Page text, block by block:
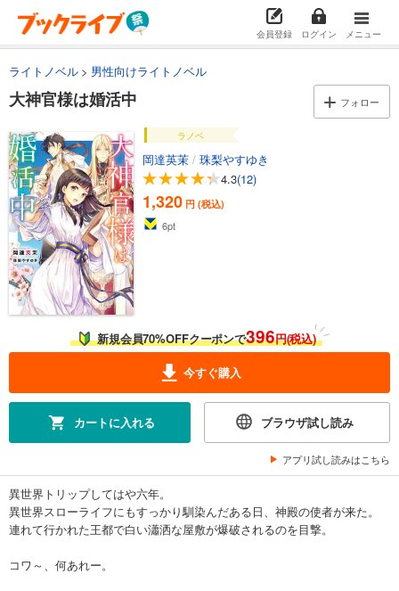
会員登録 ログイン メニュー
ライトノベル 男性向けライトノベル
大神官様は婚活中 フォロー
ラノベ
岡達英茉 / 珠梨やすゆき
4.3(12)
1,320 円 (税込)
6pt
新規会員70%OFFクーポンで396円(税込)
今すぐ購入
カートに入れる ブラウザ試し読み
アプリ試し読みはこちら
異世界トリップしてはや六年。
異世界スローライフにもすっかり馴染んだある日、神殿の使者が来た。
連れて行かれた王都で白い瀟洒な屋敷が爆破されるのを目撃。
コワ～、何あれー。